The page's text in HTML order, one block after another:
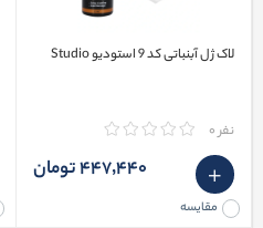
لاک ژل آبنباتی کد 9 استودیو Studio
نفر 0
مقایسه
447٬440 تومان